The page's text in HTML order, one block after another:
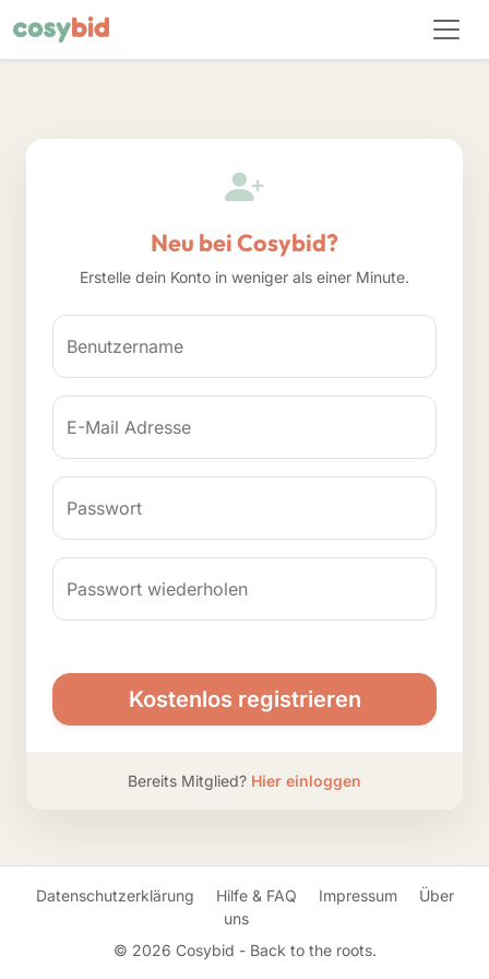
Neu bei Cosybid?
Erstelle dein Konto in weniger als einer Minute.
Benutzername
E-Mail Adresse
Passwort
Passwort wiederholen
Kostenlos registrieren
Bereits Mitglied? Hier einloggen
Datenschutzerklärung Hilfe & FAQ Impressum
Über
uns
© 2026 Cosybid - Back to the roots.